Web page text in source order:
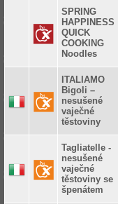
SPRING
HAPPINESS
QUICK
COOKING
Noodles
ITALIAMO
Bigoli –
nesušené
vaječné
těstoviny
Tagliatelle -
nesušené
vaječné
těstoviny se
špenátem